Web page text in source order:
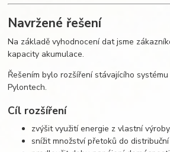
Navržené řešení
Na základě vyhodnocení dat jsme
kapacity akumulace.
Řešením bylo rozšíření stávajícího
Pylontech.
Cíl rozšíření
zvýšit využití energie z vlastní výroby,
snížit množství přetoků do distribuční